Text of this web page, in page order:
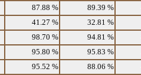
87.88 % 89.39 %
41.27 % 32.81 %
98.70 % 94.81 %
95.80 % 95.83 %
95.52 % 88.06 %